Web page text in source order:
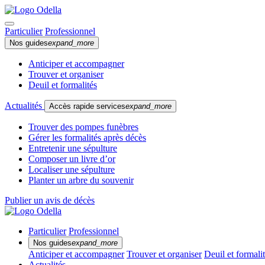
Particulier Professionnel
Nos guidesexpand_more
Anticiper et accompagner
Trouver et organiser
Deuil et formalités
Actualités Accès rapide servicesexpand_more
Trouver des pompes funèbres
Gérer les formalités après décès
Entretenir une sépulture
Composer un livre d’or
Localiser une sépulture
Planter un arbre du souvenir
Publier un avis de décès
Particulier Professionnel
Nos guidesexpand_more
Anticiper et accompagner Trouver et organiser Deuil et